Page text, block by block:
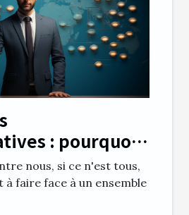
: pourquoi
en ligne
nous, si ce n'est tous,
à faire face à un ensemble